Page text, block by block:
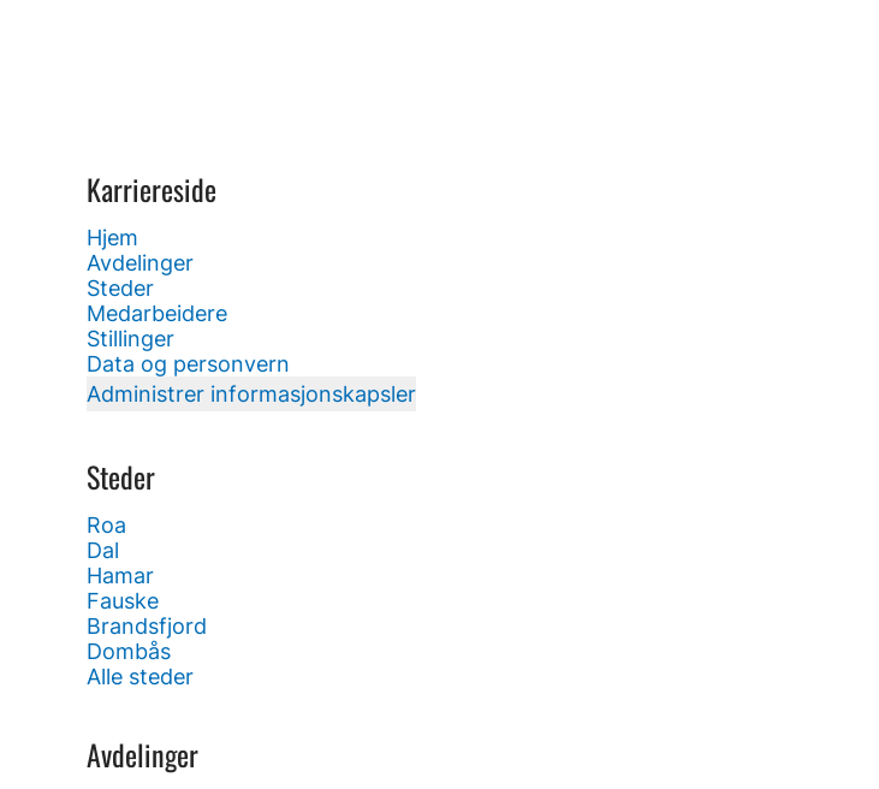
Karriereside
Hjem
Avdelinger
Steder
Medarbeidere
Stillinger
Data og personvern
Administrer informasjonskapsler
Steder
Roa
Dal
Hamar
Fauske
Brandsfjord
Dombås
Alle steder
Avdelinger